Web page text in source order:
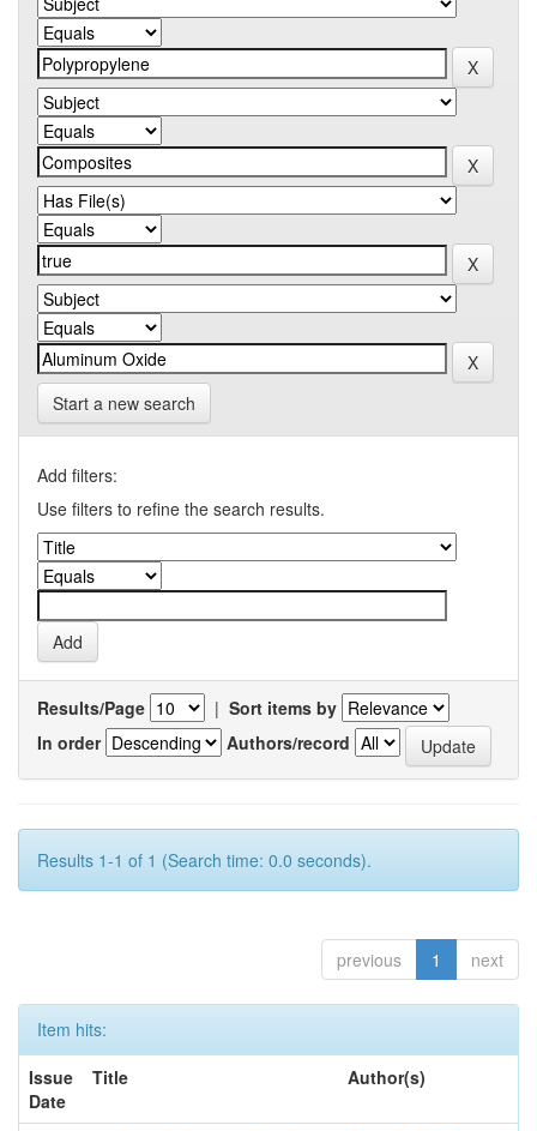
Start a new search
Add filters:
Use filters to refine the search results.
Results/Page | Sort items by
In order
Authors/record
Results 1-1 of 1 (Search time: 0.0 seconds).
previous 1 next
Item hits:
Issue
Date
Title Author(s)